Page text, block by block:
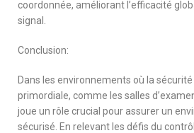
coordonnée, améliorant l’efficacité
signal.
Conclusion:
Dans les environnements où la
primordiale, comme les salles
joue un rôle crucial pour assurer un
sécurisé. En relevant les défis du